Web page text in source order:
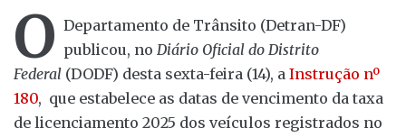
O Departamento de Trânsito (Detran-DF)
publicou, no Diário Oficial do Distrito
Federal (DODF) desta sexta-feira (14), a Instrução nº
180, que estabelece as datas de vencimento da taxa
de licenciamento 2025 dos veículos registrados no